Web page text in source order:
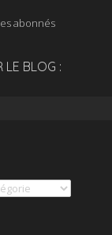
abonnés
LE BLOG :